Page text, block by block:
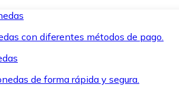
con diferentes métodos de pago.
de forma rápida y segura.